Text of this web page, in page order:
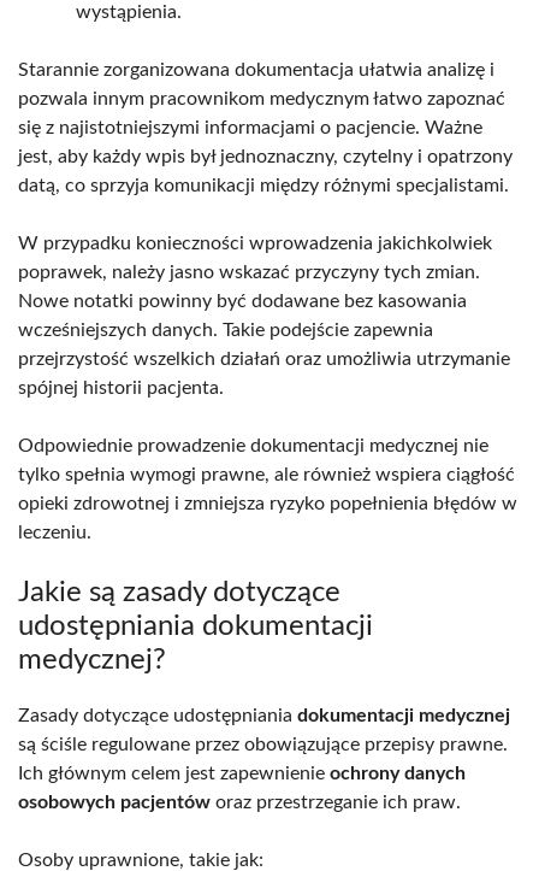
wystąpienia.
Starannie zorganizowana dokumentacja ułatwia analizę i
pozwala innym pracownikom medycznym łatwo zapoznać
się z najistotniejszymi informacjami o pacjencie. Ważne
jest, aby każdy wpis był jednoznaczny, czytelny i opatrzony
datą, co sprzyja komunikacji między różnymi specjalistami.
W przypadku konieczności wprowadzenia jakichkolwiek
poprawek, należy jasno wskazać przyczyny tych zmian.
Nowe notatki powinny być dodawane bez kasowania
wcześniejszych danych. Takie podejście zapewnia
przejrzystość wszelkich działań oraz umożliwia utrzymanie
spójnej historii pacjenta.
Odpowiednie prowadzenie dokumentacji medycznej nie
tylko spełnia wymogi prawne, ale również wspiera ciągłość
opieki zdrowotnej i zmniejsza ryzyko popełnienia błędów w
leczeniu.
Jakie są zasady dotyczące
udostępniania dokumentacji
medycznej?
Zasady dotyczące udostępniania dokumentacji medycznej
są ściśle regulowane przez obowiązujące przepisy prawne.
Ich głównym celem jest zapewnienie ochrony danych
osobowych pacjentów oraz przestrzeganie ich praw.
Osoby uprawnione, takie jak: